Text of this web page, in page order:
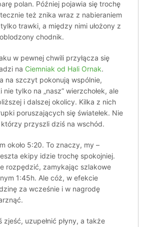
polan. Później pojawia się trochę
też znika wraz z nabieraniem
trawki, a między nimi ułożony z
chodnik.
w pewnej chwili przyłącza się
na Ciemniak od Hali Ornak.
na szczyt pokonują wspólnie,
tylko na „nasz” wierzchołek, ale
i dalszej okolicy. Kilka z nich
poruszających się światełek. Nie
przyszli dziś na wschód.
około 5:20. To znaczy, my –
ekipy idzie trochę spokojniej.
rozpędzić, zamykając szlakowe
1:45h. Ale cóż, w efekcie
za wcześnie i w nagrodę
uzupełnić płyny, a także